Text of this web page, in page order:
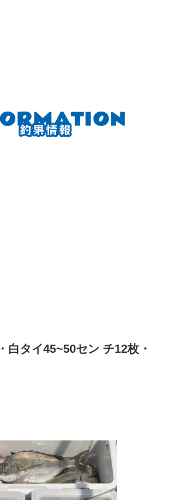
白タイ45~50セン チ12枚・